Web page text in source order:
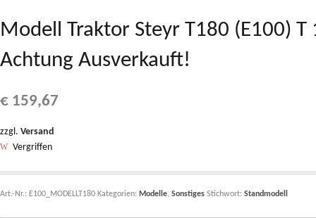
Modell Traktor Steyr T180 (E100)
Achtung Ausverkauft!
€ 159,67
zzgl. Versand
Vergriffen
Art.-Nr.: E100_MODELLT180 Kategorien: Modelle, Sonstiges Stichwort: Standmodell